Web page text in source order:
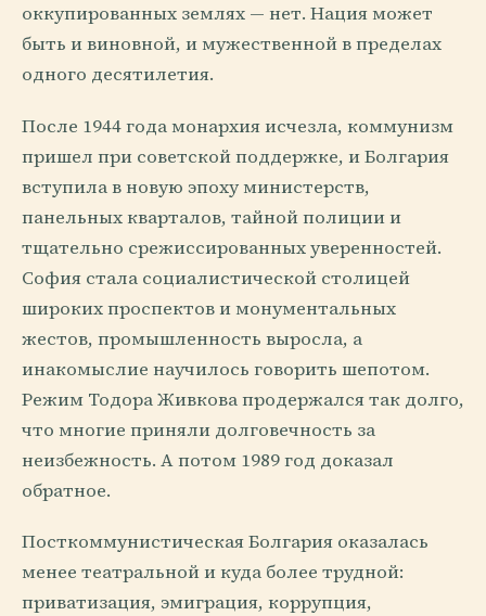
оккупированных землях — нет. Нация может
быть и виновной, и мужественной в пределах
одного десятилетия.
После 1944 года монархия исчезла, коммунизм
пришел при советской поддержке, и Болгария
вступила в новую эпоху министерств,
панельных кварталов, тайной полиции и
тщательно срежиссированных уверенностей.
София стала социалистической столицей
широких проспектов и монументальных
жестов, промышленность выросла, а
инакомыслие научилось говорить шепотом.
Режим Тодора Живкова продержался так долго,
что многие приняли долговечность за
неизбежность. А потом 1989 год доказал
обратное.
Посткоммунистическая Болгария оказалась
менее театральной и куда более трудной:
приватизация, эмиграция, коррупция,